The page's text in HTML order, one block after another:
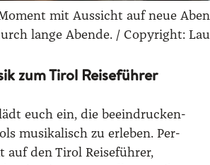
mit Aus­sicht auf neue
lan­ge Aben­de. /​ Copy­right:
zum Tirol Reiseführer
euch ein, die beein­dru­cken­
musi­ka­lisch zu erle­ben. Per­
auf den Tirol Rei­se­füh­rer,